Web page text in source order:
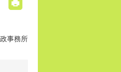
事務所